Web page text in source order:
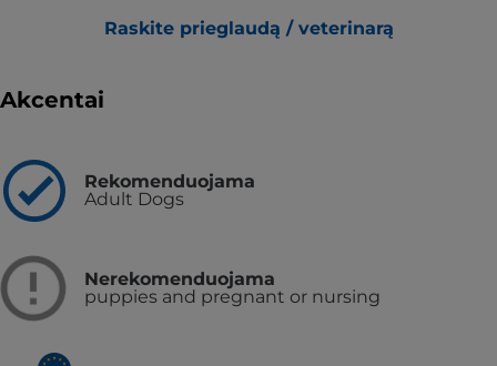
Raskite prieglaudą / veterinarą
Akcentai
Rekomenduojama
Adult Dogs
Nerekomenduojama
puppies and pregnant or nursing